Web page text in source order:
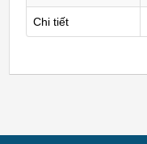
Chi tiết